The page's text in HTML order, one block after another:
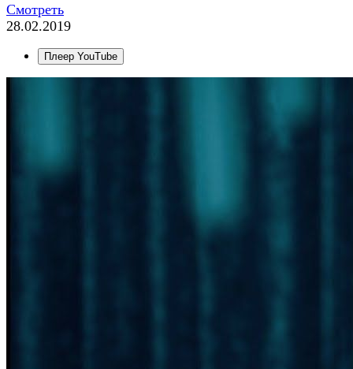
Смотреть
28.02.2019
Плеер YouTube